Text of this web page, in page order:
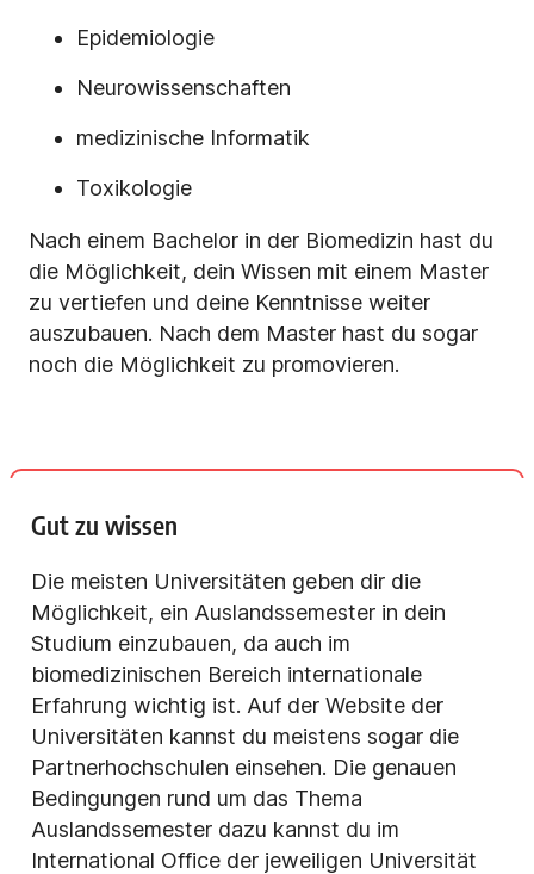
Epidemiologie
Neurowissenschaften
medizinische Informatik
Toxikologie
Nach einem Bachelor in der Biomedizin hast du
die Möglichkeit, dein Wissen mit einem Master
zu vertiefen und deine Kenntnisse weiter
auszubauen. Nach dem Master hast du sogar
noch die Möglichkeit zu promovieren.
Gut zu wissen
Die meisten Universitäten geben dir die
Möglichkeit, ein Auslandssemester in dein
Studium einzubauen, da auch im
biomedizinischen Bereich internationale
Erfahrung wichtig ist. Auf der Website der
Universitäten kannst du meistens sogar die
Partnerhochschulen einsehen. Die genauen
Bedingungen rund um das Thema
Auslandssemester dazu kannst du im
International Office der jeweiligen Universität